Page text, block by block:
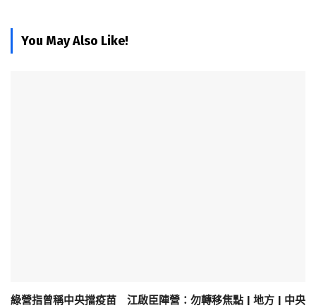
You May Also Like!
綠營指曾稱中央擋疫苗 江啟臣陣營：勿轉移焦點 | 地方 | 中央